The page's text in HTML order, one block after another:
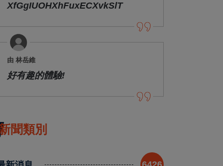
XfGgIUOHXhFuxECXvkSlT
由 林岳維
好有趣的體驗!
聞類別